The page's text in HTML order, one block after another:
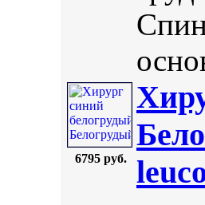
6795 руб.